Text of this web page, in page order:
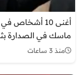
ماسك في الصدارة
منذ 3 ساعات